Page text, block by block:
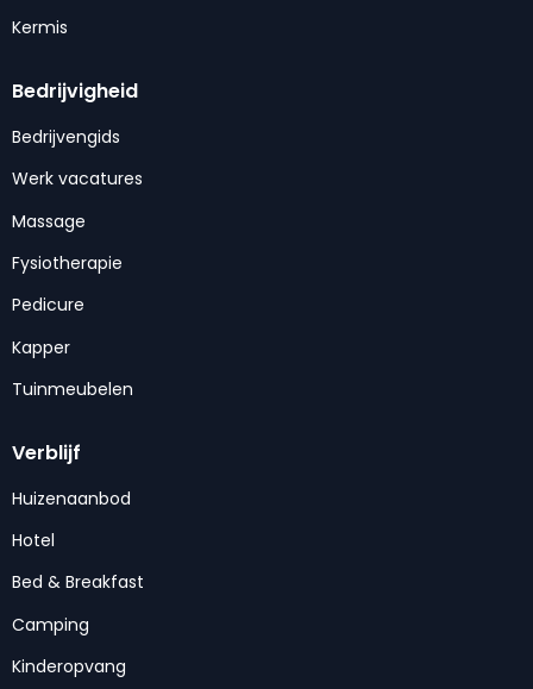
Kermis
Bedrijvigheid
Bedrijvengids
Werk vacatures
Massage
Fysiotherapie
Pedicure
Kapper
Tuinmeubelen
Verblijf
Huizenaanbod
Hotel
Bed & Breakfast
Camping
Kinderopvang